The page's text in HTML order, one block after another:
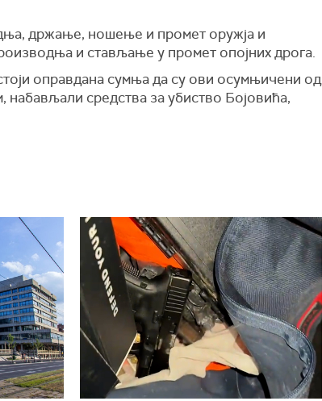
држање, ношење и промет оружја и
и стављање у промет опојних дрога.
оправдана сумња да су ови осумњичени од
средства за убиство Бојовића,